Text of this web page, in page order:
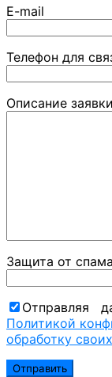
E-mail
Телефон для
Описание заявки
Защита от
Отправляя
Политикой
обработку